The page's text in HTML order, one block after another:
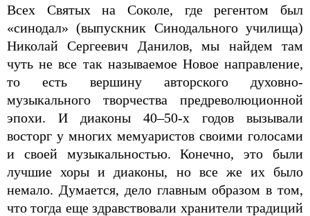
Всех Святых на Соколе, где регентом был
«синодал» (выпускник Синодального училища)
Николай Сергеевич Данилов, мы найдем там
чуть не все так называемое Новое направление,
то есть вершину авторского духовно-
музыкального творчества предреволюционной
эпохи. И диаконы 40–50-х годов вызывали
восторг у многих мемуаристов своими голосами
и своей музыкальностью. Конечно, это были
лучшие хоры и диаконы, но все же их было
немало. Думается, дело главным образом в том,
что тогда еще здравствовали хранители традиций